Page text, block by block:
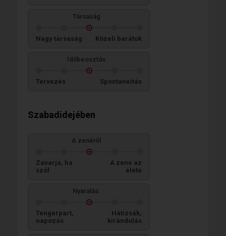
Társaság
Nagy társaság Közeli barátok
Időbeosztás
Tervezés Spontaneitás
Szabadidejében
A zenéről
Zavarja, ha
szól
A zene az
élete
Nyaralás:
Tengerpart,
napozás
Hátizsák,
kirándulás